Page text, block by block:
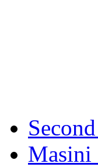
Masini